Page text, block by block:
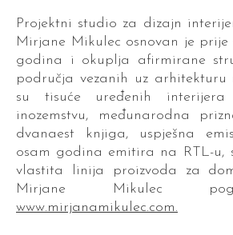
Projektni studio za dizajn
Mirjane Mikulec osnovan je prije
godina i okuplja afirmirane
područja vezanih uz arhitekturu
su tisuće uređenih
inozemstvu, međunarodna
dvanaest knjiga, uspješna
osam godina emitira na RTL-u,
vlastita linija proizvoda za
Mirjane Mikulec
www.mirjanamikulec.com.